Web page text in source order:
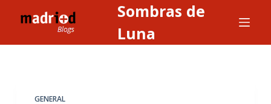
l
Sombras de
Luna
GENERAL